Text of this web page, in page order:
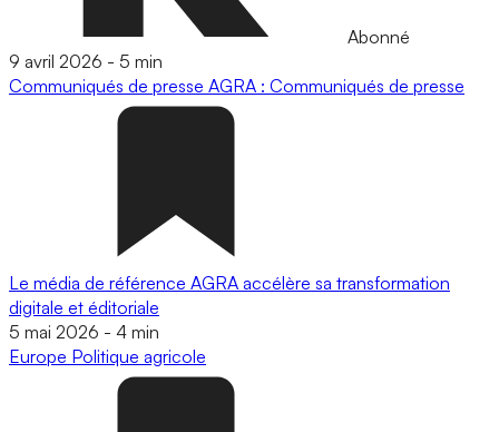
Abonné
9 avril 2026 - 5 min
Communiqués de presse AGRA : Communiqués de presse
Le média de référence AGRA accélère sa transformation
digitale et éditoriale
5 mai 2026 - 4 min
Europe Politique agricole